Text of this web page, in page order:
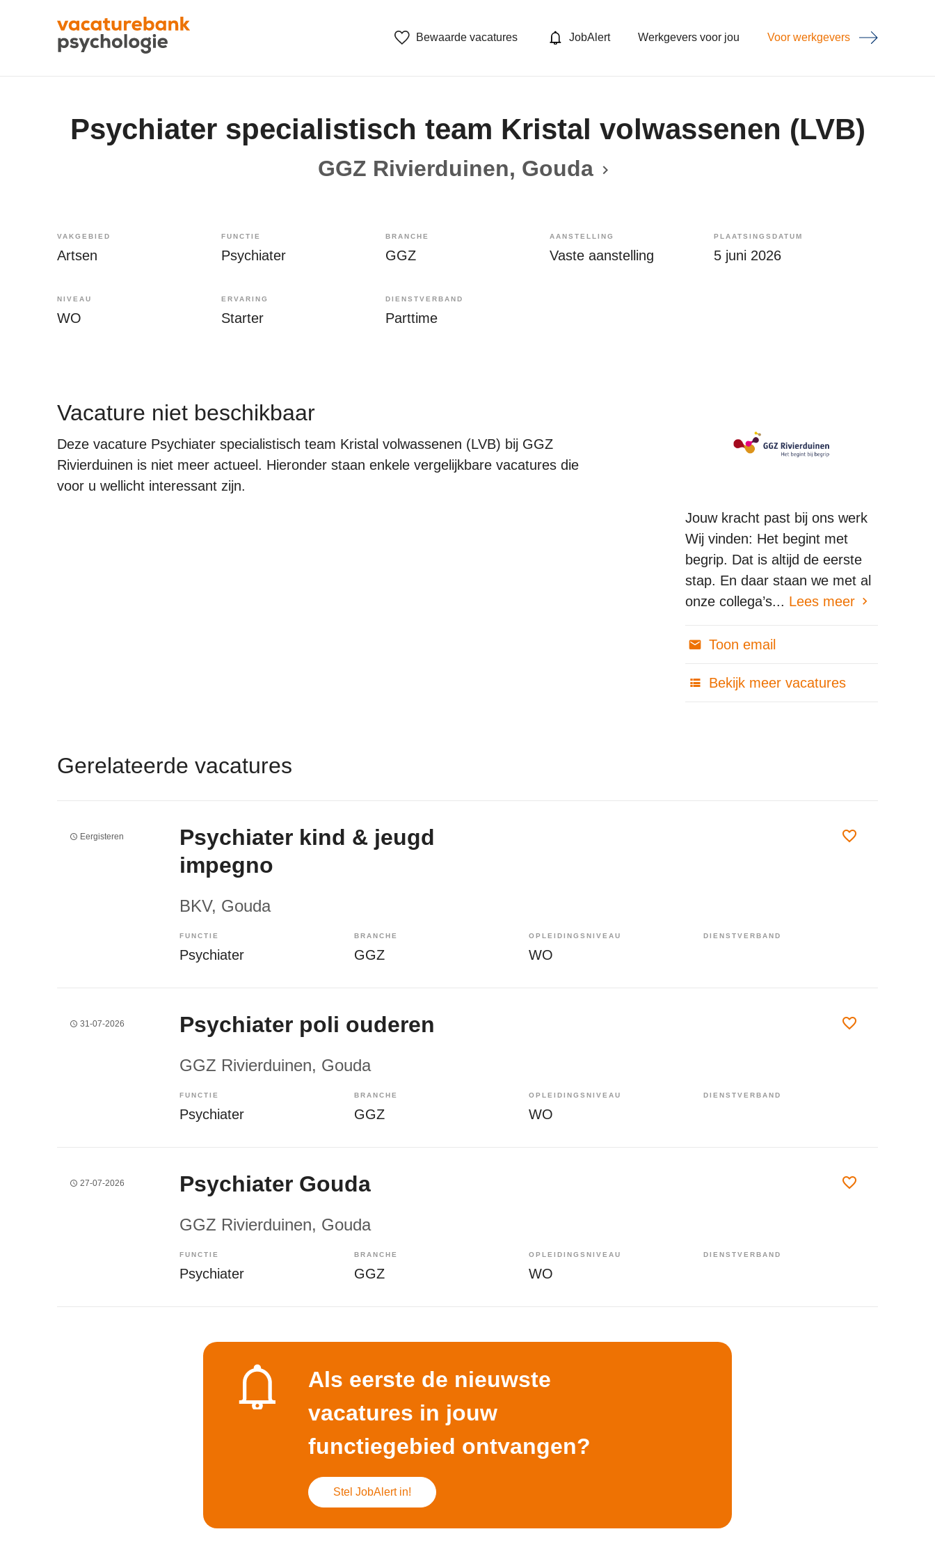
Bewaarde vacatures JobAlert Werkgevers voor jou Voor werkgevers
Psychiater specialistisch team Kristal volwassenen (LVB)
GGZ Rivierduinen, Gouda
VAKGEBIED
Artsen
FUNCTIE
Psychiater
BRANCHE
GGZ
AANSTELLING
Vaste aanstelling
PLAATSINGSDATUM
5 juni 2026
NIVEAU
WO
ERVARING
Starter
DIENSTVERBAND
Parttime
Vacature niet beschikbaar
Deze vacature Psychiater specialistisch team Kristal volwassenen (LVB) bij GGZ
Rivierduinen is niet meer actueel. Hieronder staan enkele vergelijkbare vacatures die
voor u wellicht interessant zijn.
Jouw kracht past bij ons werk
Wij vinden: Het begint met
begrip. Dat is altijd de eerste
stap. En daar staan we met al
onze collega’s... Lees meer
Toon email
Bekijk meer vacatures
Gerelateerde vacatures
Eergisteren
Psychiater kind & jeugd
impegno
BKV, Gouda
FUNCTIE
Psychiater
BRANCHE
GGZ
OPLEIDINGSNIVEAU
WO
DIENSTVERBAND
31-07-2026 Psychiater poli ouderen
GGZ Rivierduinen, Gouda
FUNCTIE
Psychiater
BRANCHE
GGZ
OPLEIDINGSNIVEAU
WO
DIENSTVERBAND
27-07-2026 Psychiater Gouda
GGZ Rivierduinen, Gouda
FUNCTIE
Psychiater
BRANCHE
GGZ
OPLEIDINGSNIVEAU
WO
DIENSTVERBAND
Als eerste de nieuwste
vacatures in jouw
functiegebied ontvangen?
Stel JobAlert in!